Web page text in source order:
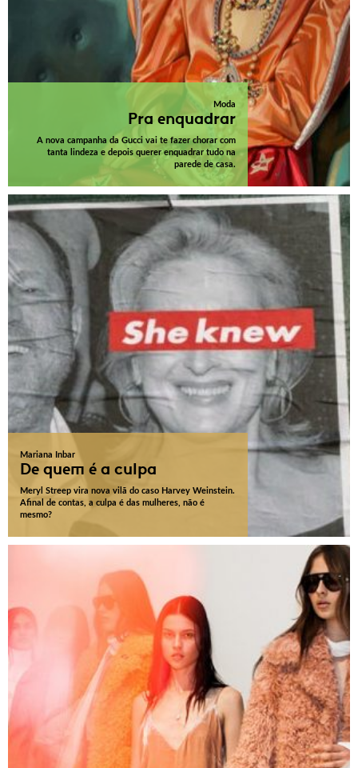
Moda
Pra enquadrar
A nova campanha da Gucci vai te fazer chorar com
tanta lindeza e depois querer enquadrar tudo na
parede de casa.
Mariana Inbar
De quem é a culpa
Meryl Streep vira nova vilã do caso Harvey Weinstein.
Afinal de contas, a culpa é das mulheres, não é
mesmo?